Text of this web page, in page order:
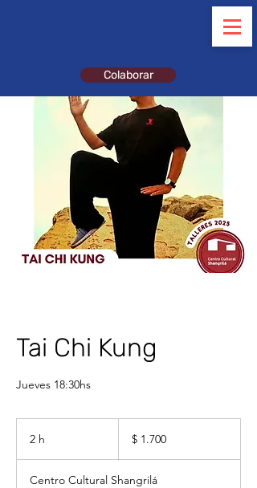
Colaborar
Tai Chi Kung
Jueves 18:30hs
2 h
uruguayos
$ 1.700
Centro Cultural Shangrilá